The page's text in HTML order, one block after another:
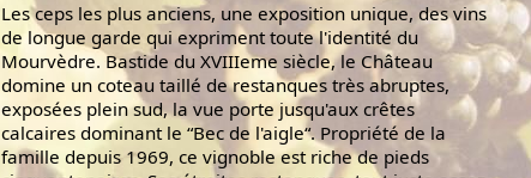
Les ceps les plus anciens, une exposition unique, des vins
de longue garde qui expriment toute l'identité du
Mourvèdre. Bastide du XVIIIeme siècle, le Château
domine un coteau taillé de restanques très abruptes,
exposées plein sud, la vue porte jusqu'aux crêtes
calcaires dominant le “Bec de l'aigle“. Propriété de la
famille depuis 1969, ce vignoble est riche de pieds